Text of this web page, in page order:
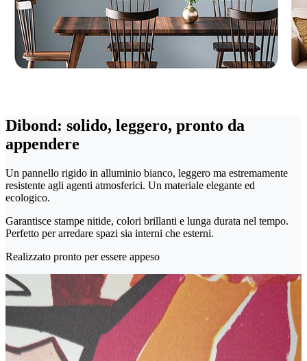
Dibond: solido, leggero, pronto da
appendere
Un pannello rigido in alluminio bianco, leggero ma estremamente
resistente agli agenti atmosferici. Un materiale elegante ed
ecologico.
Garantisce stampe nitide, colori brillanti e lunga durata nel tempo.
Perfetto per arredare spazi sia interni che esterni.
Realizzato pronto per essere appeso